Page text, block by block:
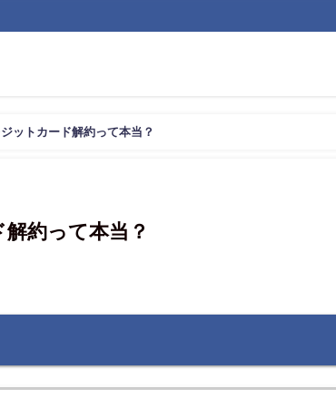
ットカード解約って本当？
約って本当？